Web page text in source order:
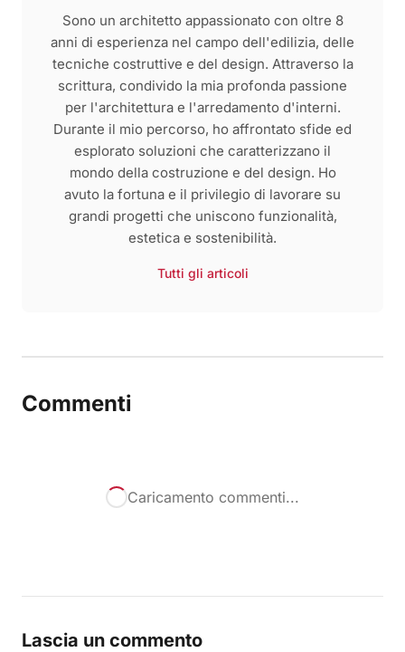
Sono un architetto appassionato con oltre 8
anni di esperienza nel campo dell'edilizia, delle
tecniche costruttive e del design. Attraverso la
scrittura, condivido la mia profonda passione
per l'architettura e l'arredamento d'interni.
Durante il mio percorso, ho affrontato sfide ed
esplorato soluzioni che caratterizzano il
mondo della costruzione e del design. Ho
avuto la fortuna e il privilegio di lavorare su
grandi progetti che uniscono funzionalità,
estetica e sostenibilità.
Tutti gli articoli
Commenti
Caricamento commenti...
Lascia un commento